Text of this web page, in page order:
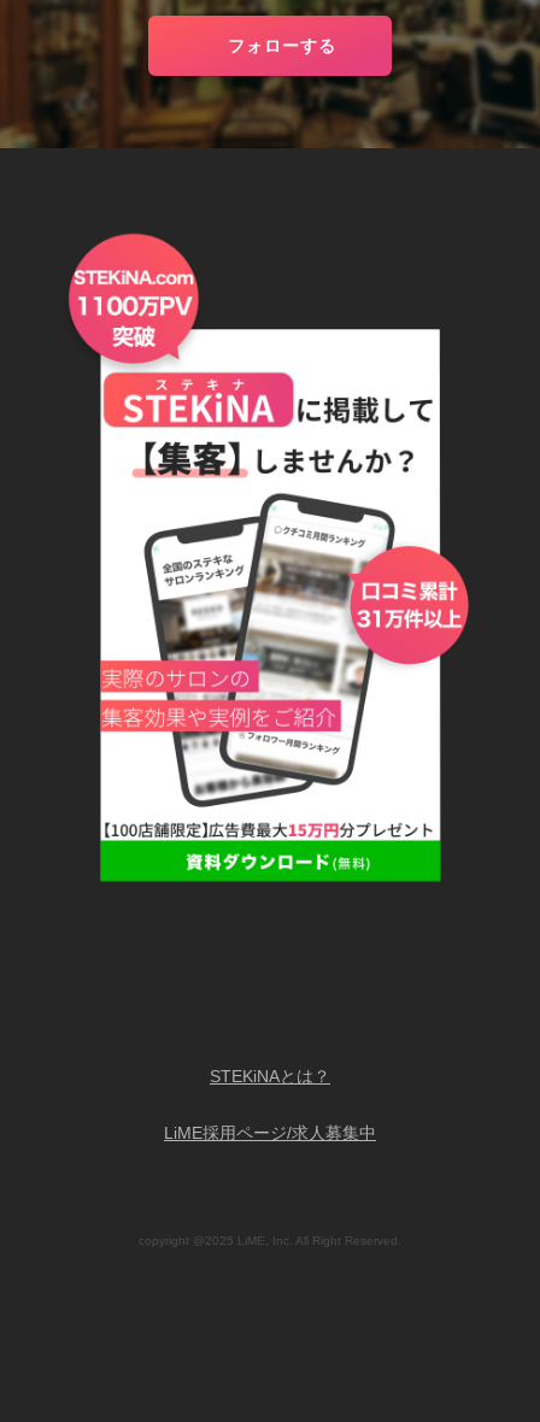
フォローする
STEKiNAとは？
LiME採用ページ/求人募集中
copyright @2025 LiME, Inc. All Right Reserved.